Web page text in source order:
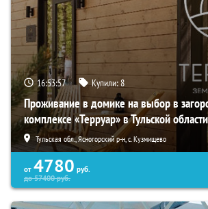
16:53:56 Купили:8
Проживание в домике на выбор в
комплексе «Терруар» в Тульской области
Тульская обл., Ясногорский р-н, с. Кузмищево
от 4780 руб.
до57400руб.